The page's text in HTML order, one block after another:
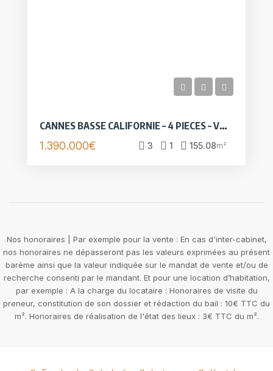
CANNES BASSE CALIFORNIE – 4 PIECES – VUE MER – DOUBLE GARAGE
1.390.000€ 3 1 155.08m²
Nos honoraires | Par exemple pour la vente : En cas d'inter-cabinet,
nos honoraires ne dépasseront pas les valeurs exprimées au présent
barème ainsi que la valeur indiquée sur le mandat de vente et/ou de
recherche consenti par le mandant. Et pour une location d’habitation,
par exemple : A la charge du locataire : Honoraires de visite du
preneur, constitution de son dossier et rédaction du bail : 10€ TTC du
m². Honoraires de réalisation de l'état des lieux : 3€ TTC du m².